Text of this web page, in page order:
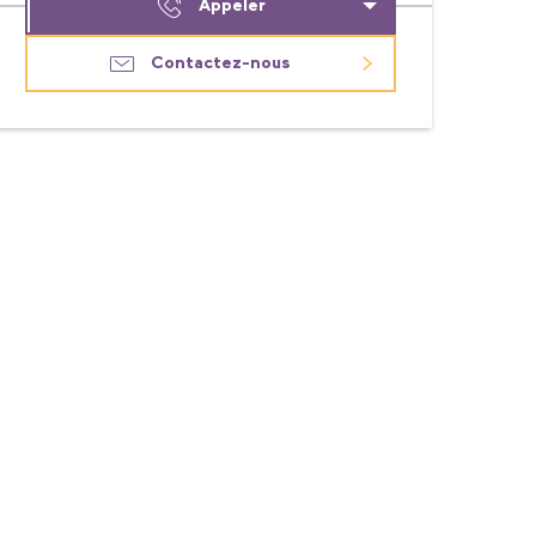
Appeler
Contactez-nous